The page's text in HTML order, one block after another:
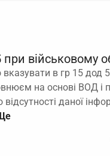
військовому
в гр 15 дод
на основі ВОД і
даної